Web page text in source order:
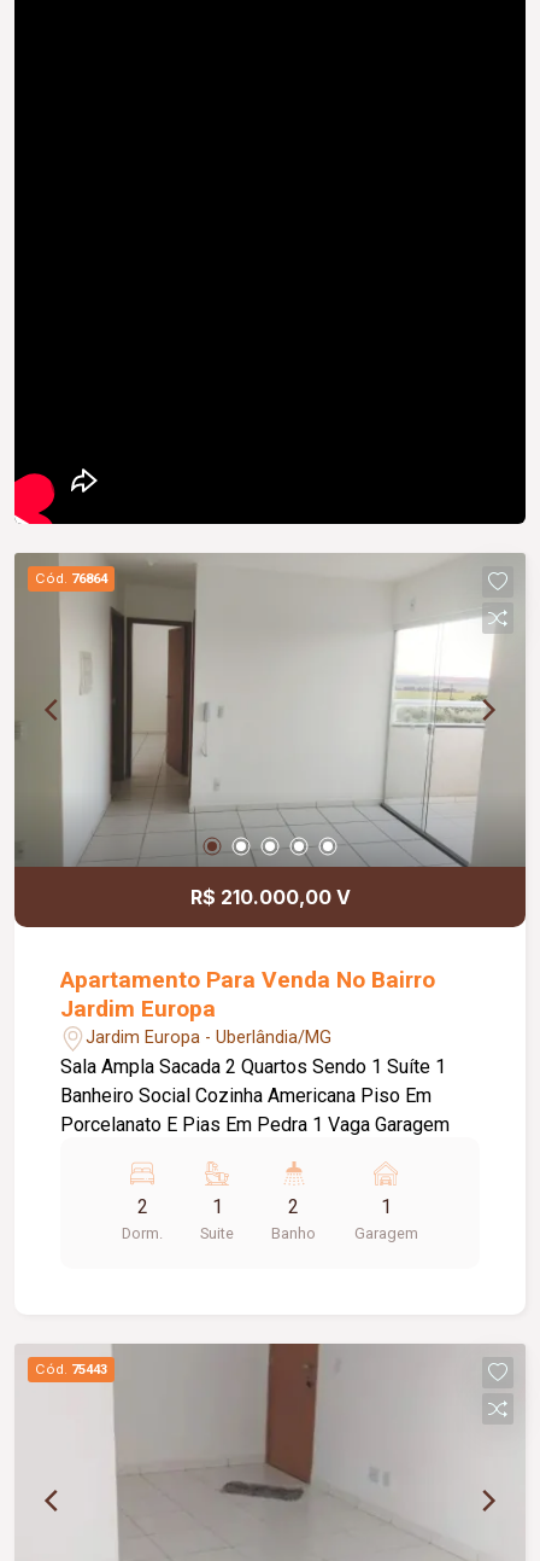
Cód. 76864
R$ 210.000,00 V
Apartamento Para Venda No Bairro
Jardim Europa
Jardim Europa - Uberlândia/MG
Sala Ampla Sacada 2 Quartos Sendo 1 Suíte 1
Banheiro Social Cozinha Americana Piso Em
Porcelanato E Pias Em Pedra 1 Vaga Garagem
2
Dorm.
1
Suite
2
Banho
1
Garagem
Cód. 75443